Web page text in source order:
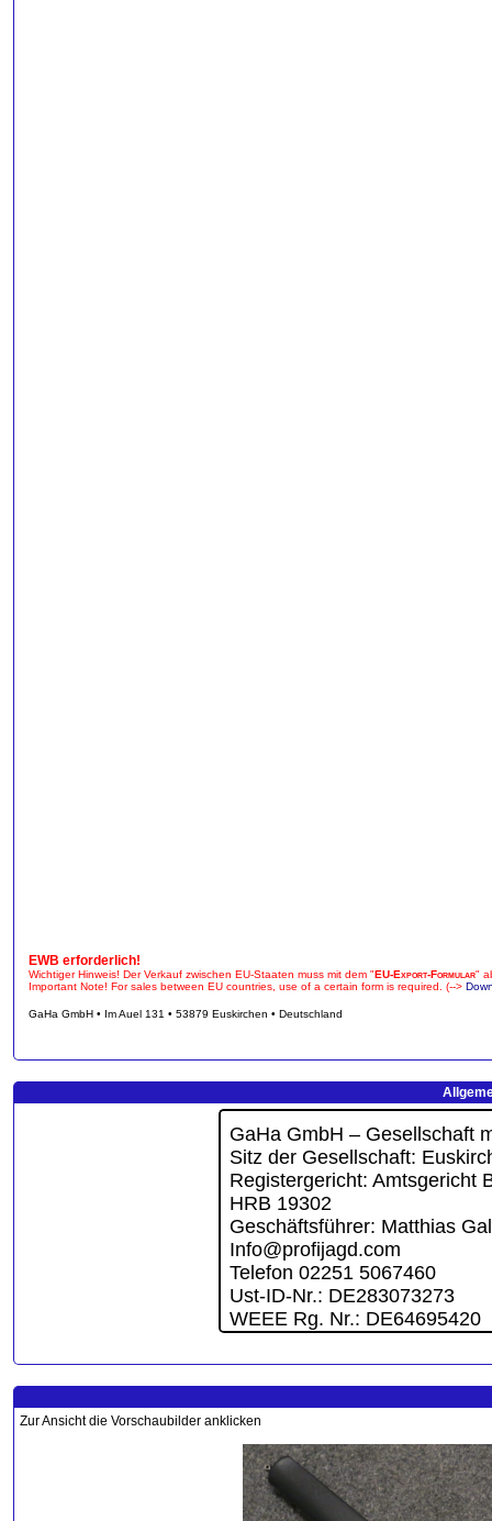
EWB erforderlich!
Wichtiger Hinweis! Der Verkauf zwischen EU-Staaten muss mit dem "EU-Export-Formular"
Important Note! For sales between EU countries, use of a certain form is required. (-->
GaHa GmbH • Im Auel 131 • 53879 Euskirchen • Deutschland
Zur Ansicht die Vorschaubilder anklicken